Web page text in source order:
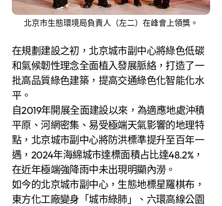
北京市生態環境局負責人（左二）在峰會上領獎。
在規劃建設之初，北京城市副中心將綠色低碳
和氣候韌性理念全面植入發展脈絡，打造了一
批高品質綠色建築，提高交通綠色化智能化水
平。
自2019年開展全面建設以來，為適應地處沖積
平原、河網密集、易受極端天氣影響的地理特
點，北京城市副中心將防洪標準提升至百年一
遇，2024年海綿城市達標面積占比達48.2%，
在近年極端強降雨中未出現明顯內澇。
如今的北京城市副中心，生態地標星羅棋布，
東方化工廠變身「城市綠肺」、六環高線公園